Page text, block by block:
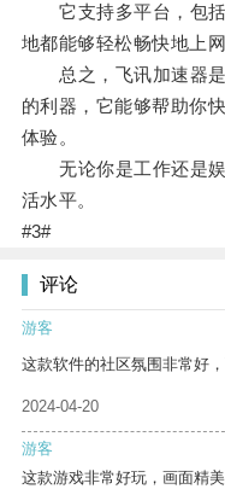
它支持多平台，包括
地都能够轻松畅快地上网
总之，飞讯加速器是
的利器，它能够帮助你
体验。
无论你是工作还是娱
活水平。
#3#
评论
游客
这款软件的社区氛围非常好
2024-04-20
游客
这款游戏非常好玩，画面精